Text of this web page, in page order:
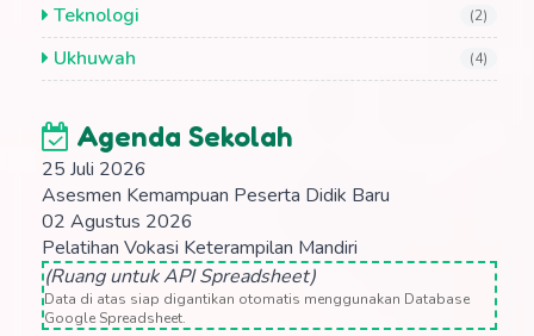
Teknologi (2)
Ukhuwah (4)
Agenda Sekolah
25 Juli 2026
Asesmen Kemampuan Peserta Didik Baru
02 Agustus 2026
Pelatihan Vokasi Keterampilan Mandiri
(Ruang untuk API Spreadsheet)
Data di atas siap digantikan otomatis menggunakan Database
Google Spreadsheet.